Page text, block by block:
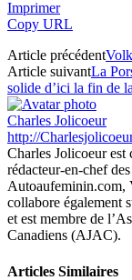
Imprimer
Copy URL
Article précédent
Article suivantLa
solide d’ici la fin de
Charles Jolicoeur
http://
Charles Jolicoeur
rédacteur-en-chef
Autoaufeminin.com,
collabore également
et est membre de
Canadiens (AJAC).
Articles Similaires